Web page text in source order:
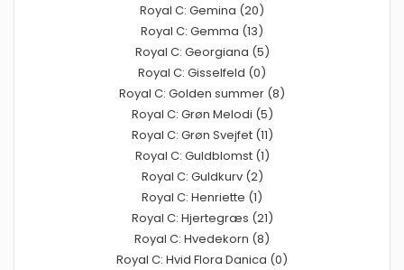
Royal C: Gemina (20)
Royal C: Gemma (13)
Royal C: Georgiana (5)
Royal C: Gisselfeld (0)
Royal C: Golden summer (8)
Royal C: Grøn Melodi (5)
Royal C: Grøn Svejfet (11)
Royal C: Guldblomst (1)
Royal C: Guldkurv (2)
Royal C: Henriette (1)
Royal C: Hjertegræs (21)
Royal C: Hvedekorn (8)
Royal C: Hvid Flora Danica (0)